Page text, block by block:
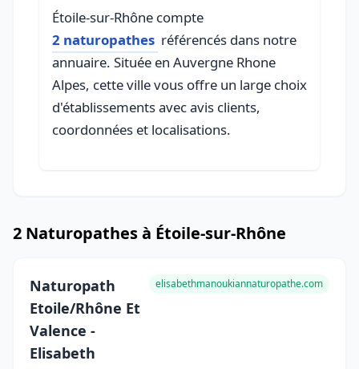
Étoile-sur-Rhône compte
2 naturopathes référencés dans notre
annuaire. Située en Auvergne Rhone
Alpes, cette ville vous offre un large choix
d'établissements avec avis clients,
coordonnées et localisations.
2 Naturopathes à Étoile-sur-Rhône
Naturopath
Etoile/Rhône Et
Valence -
Elisabeth
elisabethmanoukiannaturopathe.com